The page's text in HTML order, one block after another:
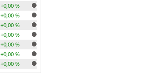
+0,00 %
+0,00 %
+0,00 %
+0,00 %
+0,00 %
+0,00 %
+0,00 %